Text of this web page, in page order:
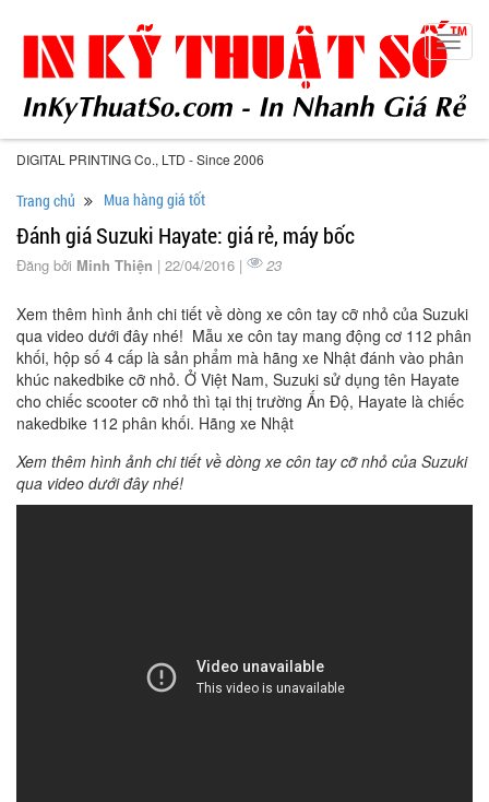
DIGITAL PRINTING Co., LTD - Since 2006
Trang chủ Mua hàng giá tốt
Đánh giá Suzuki Hayate: giá rẻ, máy bốc
Đăng bởi Minh Thiện | 22/04/2016 | 23
Xem thêm hình ảnh chi tiết về dòng xe côn tay cỡ nhỏ của Suzuki
qua video dưới đây nhé! Mẫu xe côn tay mang động cơ 112 phân
khối, hộp số 4 cấp là sản phẩm mà hãng xe Nhật đánh vào phân
khúc nakedbike cỡ nhỏ. Ở Việt Nam, Suzuki sử dụng tên Hayate
cho chiếc scooter cỡ nhỏ thì tại thị trường Ấn Độ, Hayate là chiếc
nakedbike 112 phân khối. Hãng xe Nhật
Xem thêm hình ảnh chi tiết về dòng xe côn tay cỡ nhỏ của Suzuki
qua video dưới đây nhé!